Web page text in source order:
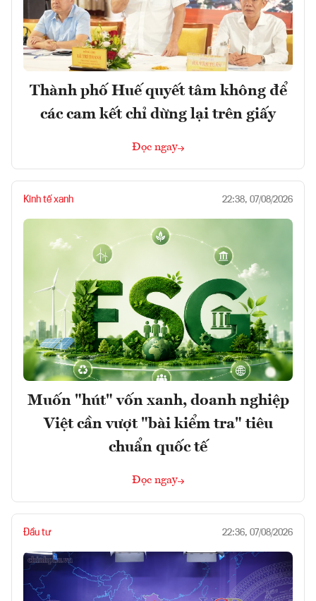
Thành phố Huế quyết tâm không để
các cam kết chỉ dừng lại trên giấy
Đọc ngay
Kinh tế xanh 22:38, 07/08/2026
Muốn "hút" vốn xanh, doanh nghiệp
Việt cần vượt "bài kiểm tra" tiêu
chuẩn quốc tế
Đọc ngay
Đầu tư 22:36, 07/08/2026